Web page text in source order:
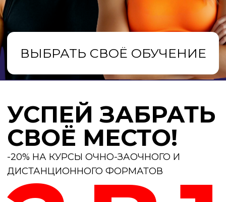
ПЕРЕЗАГРУЗКА
ДИПЛОМ И НОВАЯ ПРОФЕССИЯ К
СТАРТУ ФИТНЕС-СЕЗОНА
2 В 1
-20% НА КУРСЫ ОЧНО-ЗАОЧНОГО И
ДИСТАНЦИОННОГО ФОРМАТОВ